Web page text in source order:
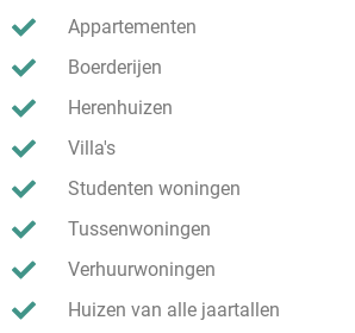
Appartementen
Boerderijen
Herenhuizen
Villa's
Studenten woningen
Tussenwoningen
Verhuurwoningen
Huizen van alle jaartallen